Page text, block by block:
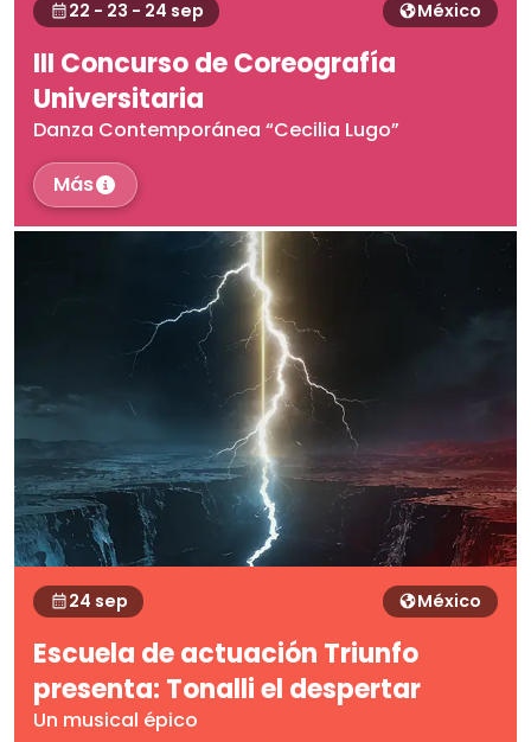
22 - 23 - 24 sep México
III Concurso de Coreografía
Universitaria
Danza Contemporánea “Cecilia Lugo”
Más
24 sep México
Escuela de actuación Triunfo
presenta: Tonalli el despertar
Un musical épico